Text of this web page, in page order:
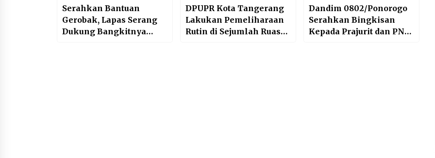
Serahkan Bantuan
Gerobak, Lapas Serang
Dukung Bangkitnya
DPUPR Kota Tangerang
Lakukan Pemeliharaan
Rutin di Sejumlah Ruas
Dandim 0802/Ponorogo
Serahkan Bingkisan
Kepada Prajurit dan PNS